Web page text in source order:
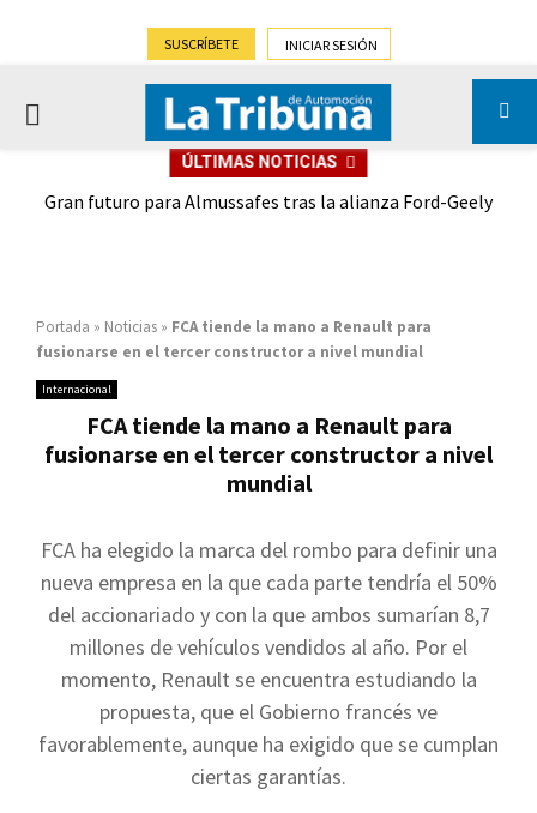
SUSCRÍBETE INICIAR SESIÓN
PRIMARY
ÚLTIMAS NOTICIAS
Gran futuro para Almussafes tras la alianza Ford-Geely
Portada » Noticias » FCA tiende la mano a Renault para
fusionarse en el tercer constructor a nivel mundial
Internacional
FCA tiende la mano a Renault para
fusionarse en el tercer constructor a nivel
mundial
FCA ha elegido la marca del rombo para definir una
nueva empresa en la que cada parte tendría el 50%
del accionariado y con la que ambos sumarían 8,7
millones de vehículos vendidos al año. Por el
momento, Renault se encuentra estudiando la
propuesta, que el Gobierno francés ve
favorablemente, aunque ha exigido que se cumplan
ciertas garantías.